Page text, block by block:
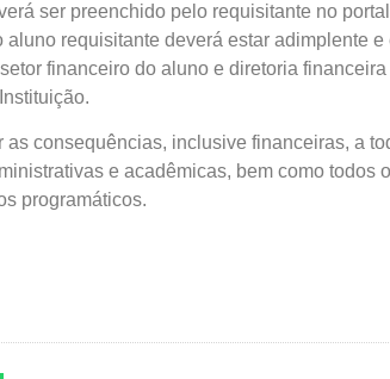
ser preenchido pelo requisitante no
requisitante deverá estar adimplente
financeiro do aluno e diretoria
consequências, inclusive financeiras, a
e acadêmicas, bem como
programáticos.